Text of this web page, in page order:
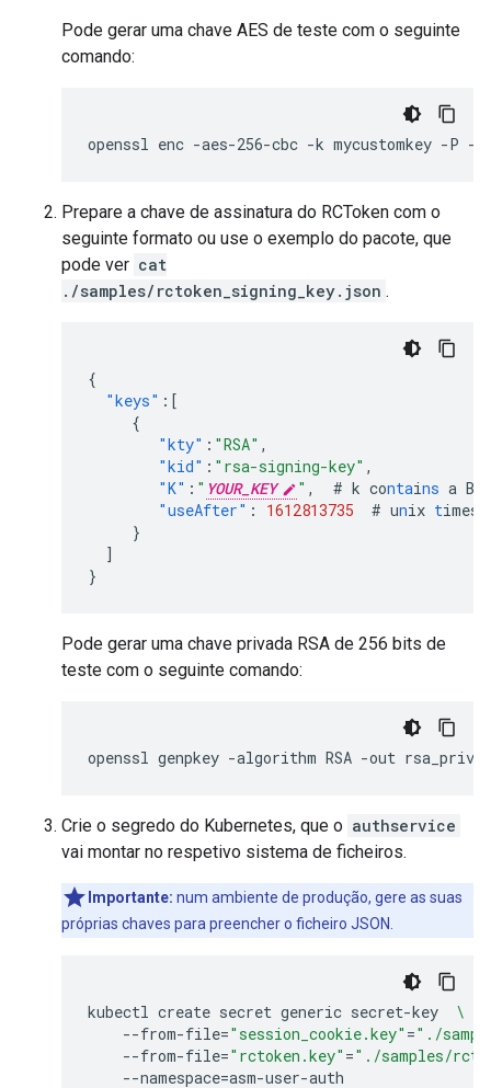
Pode gerar uma chave AES de teste com o seguinte
comando:
openssl enc -aes-256-cbc -k mycustomkey -P -
Prepare a chave de assinatura do RCToken com o
seguinte formato ou use o exemplo do pacote, que
pode ver cat
./samples/rctoken_signing_key.json .
{
"keys" :[
{
"kty" : "RSA" ,
"kid" : "rsa-signing-key" ,
"K" : " YOUR_KEY " , # k contains a
"useAfter" : 1612813735 # unix times
}
]
}
Pode gerar uma chave privada RSA de 256 bits de
teste com o seguinte comando:
openssl genpkey -algorithm RSA -out
Crie o segredo do Kubernetes, que o authservice
vai montar no respetivo sistema de ficheiros.
Importante: num ambiente de produção, gere as suas
próprias chaves para preencher o ficheiro JSON.
kubectl create secret generic secret-key
\
--from-file="session_cookie.key" ="./
--from-file="rctoken.key" ="./samples/
--namespace=